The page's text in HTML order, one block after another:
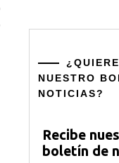
NUESTRO
NOTICIAS?
Recibe
boletín de